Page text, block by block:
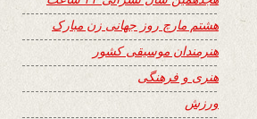
هشتم مارچ روز جهانی زن مبارک
هنرمندان موسیقی کشور
هنری و فرهنگی
ورزش